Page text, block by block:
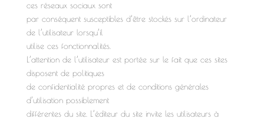
ces réseaux sociaux sont
par conséquent susceptibles d’être stockés sur l’ordinateur
de l’utilisateur lorsqu’il
utilise ces fonctionnalités.
L’attention de l’utilisateur est portée sur le fait que ces sites
disposent de politiques
de confidentialité propres et de conditions générales
d’utilisation possiblement
différentes du site. L’éditeur du site invite les utilisateurs à